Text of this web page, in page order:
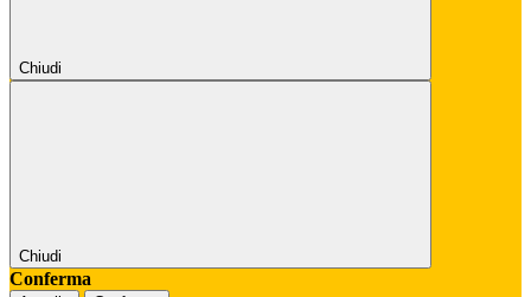
Chiudi
Chiudi
Conferma